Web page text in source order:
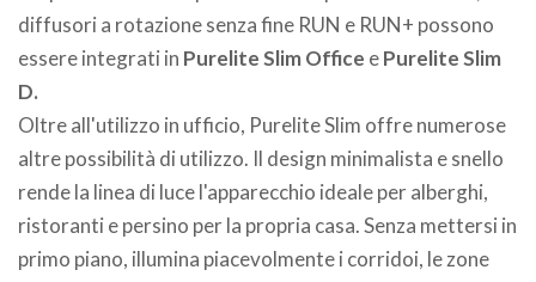
diffusori a rotazione senza fine RUN e RUN+ possono
essere integrati in Purelite Slim Office ePurelite Slim
D.
Oltre all'utilizzo in ufficio, Purelite Slim offre numerose
altre possibilità di utilizzo. Il design minimalista e snello
rende la linea di luce l'apparecchio ideale per alberghi,
ristoranti e persino per la propria casa. Senza mettersi in
primo piano, illumina piacevolmente i corridoi, le zone